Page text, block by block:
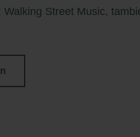
Walking Street Music,